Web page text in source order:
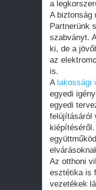
a
A biztonság
Partnerünk
szabványt.
ki, de a
az
is.
A lakossági
egyedi
egyedi
felújításáról
Az otthoni
esztétika is
vezetékek